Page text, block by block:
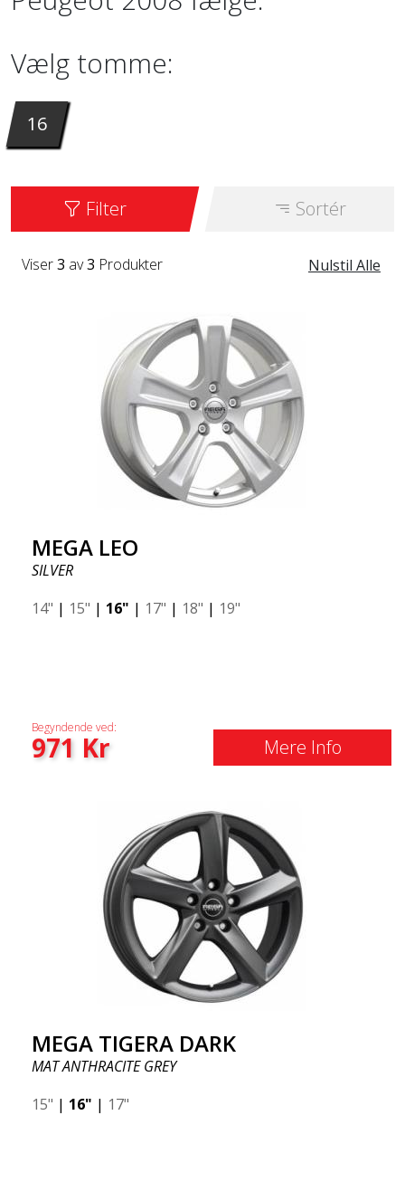
Vælg tomme:
16
Filter Sortér
Nulstil Alle
Viser3 av3 Produkter
MEGA LEO
SILVER
14" | 15" | 16" | 17" | 18" | 19"
Begyndende ved:
971 Kr Mere Info
MEGA TIGERA DARK
MAT ANTHRACITE GREY
15" | 16" | 17"